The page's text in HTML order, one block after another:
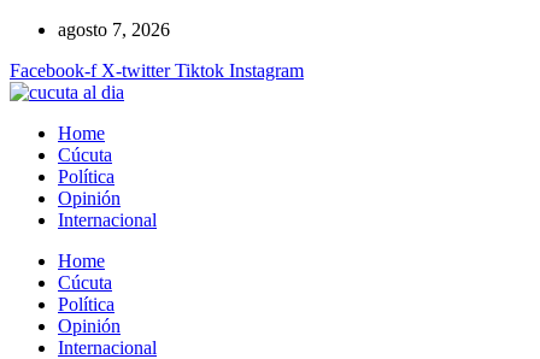
contenido
agosto 7, 2026
Facebook-f X-twitter Tiktok Instagram
Home
Cúcuta
Política
Opinión
Internacional
Home
Cúcuta
Política
Opinión
Internacional